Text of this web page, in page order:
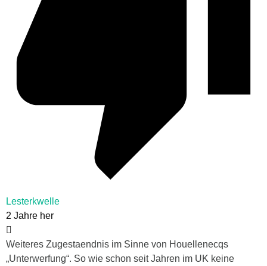
Lesterkwelle
2 Jahre her
Weiteres Zugestaendnis im Sinne von Houellenecqs
„Unterwerfung“. So wie schon seit Jahren im UK keine